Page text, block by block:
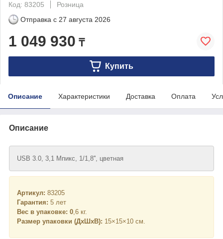
Код: 83205
Розница
Отправка с 27 августа 2026
1 049 930 ₸
Купить
Описание Характеристики Доставка Оплата
Описание
USB 3.0, 3,1 Мпикс, 1/1,8'', цветная
Артикул: 83205
Гарантия: 5 лет
Вес в упаковке: 0 ,6 кг.
Размер упаковки (ДхШхВ): 15×15×10 см.